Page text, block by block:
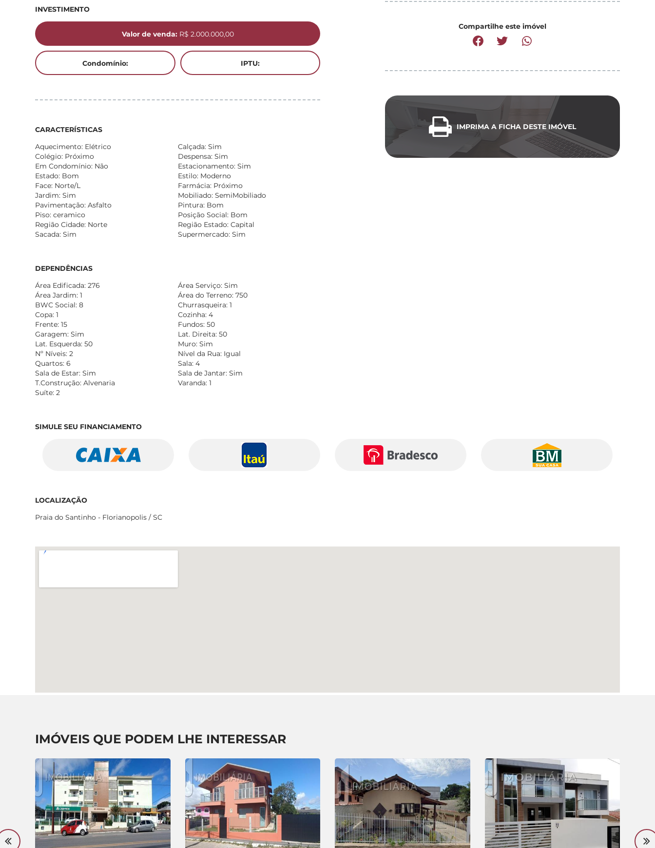
INVESTIMENTO
Valor de venda:R$ 2.000.000,00
Condomínio: IPTU:
CARACTERÍSTICAS
Aquecimento: Elétrico
Calçada: Sim
Colégio: Próximo
Despensa: Sim
Em Condomínio: Não
Estacionamento: Sim
Estado: Bom
Estilo: Moderno
Face: Norte/L
Farmácia: Próximo
Jardim: Sim
Mobiliado: SemiMobiliado
Pavimentação: Asfalto
Pintura: Bom
Piso: ceramico
Posição Social: Bom
Região Cidade: Norte
Região Estado: Capital
Sacada: Sim
Supermercado: Sim
DEPENDÊNCIAS
Área Edificada: 276
Área Serviço: Sim
Área Jardim: 1
Área do Terreno: 750
BWC Social: 8
Churrasqueira: 1
Copa: 1
Cozinha: 4
Frente: 15
Fundos: 50
Garagem: Sim
Lat. Direita: 50
Lat. Esquerda: 50
Muro: Sim
Nº Níveis: 2
Nível da Rua: Igual
Quartos: 6
Sala: 4
Sala de Estar: Sim
Sala de Jantar: Sim
T.Construção: Alvenaria
Varanda: 1
Suíte: 2
Compartilhe este imóvel
IMPRIMA A FICHA DESTE IMÓVEL
SIMULE SEU FINANCIAMENTO
LOCALIZAÇÃO
Praia do Santinho - Florianopolis / SC
IMÓVEIS QUE PODEM LHE INTERESSAR